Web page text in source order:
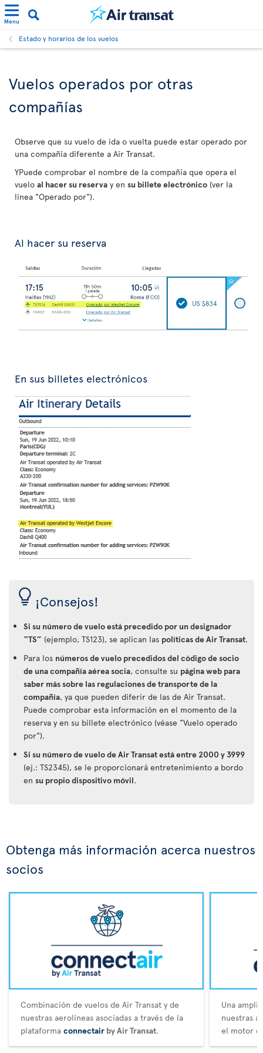
Menu
Estado y horarios de los vuelos
Vuelos operados por otras
compañías
Observe que su vuelo de ida o vuelta puede estar operado por
una compañía diferente a Air Transat.
YPuede comprobar el nombre de la compañía que opera el
vuelo al hacer su reserva y en su billete electrónico (ver la
línea "Operado por").
Al hacer su reserva
En sus billetes electrónicos
¡Consejos!
Si su número de vuelo está precedido por un designador
“TS” (ejemplo, TS123), se aplican las políticas de Air Transat.
Para los números de vuelo precedidos del código de socio
de una compañía aérea socia, consulte su página web para
saber más sobre las regulaciones de transporte de la
compañía, ya que pueden diferir de las de Air Transat.
Puede comprobar esta información en el momento de la
reserva y en su billete electrónico (véase "Vuelo operado
por").
Si su número de vuelo de Air Transat está entre 2000 y 3999
(ej.: TS2345), se le proporcionará entretenimiento a bordo
en su propio dispositivo móvil.
Obtenga más información acerca nuestros
socios
Combinación de vuelos de Air Transat y de
nuestras aerolíneas asociadas a través de la
plataforma connectair by Air Transat.
Una
nuestras
el motor